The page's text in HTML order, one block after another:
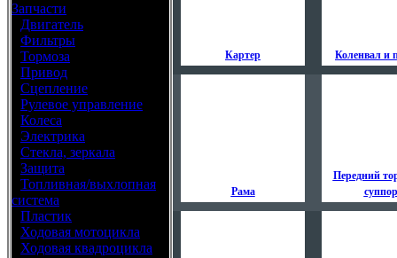
Запчасти
Двигатель
Фильтры
Тормоза
Привод
Сцепление
Рулевое управление
Колеса
Электрика
Стекла, зеркала
Защита
Топливная/выхлопная
система
Пластик
Ходовая мотоцикла
Ходовая квадроцикла
Картер Коленвал и
Рама
Передний